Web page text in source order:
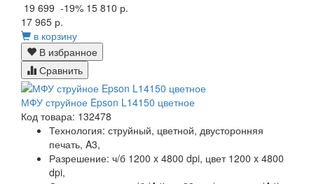
19 699 -19% 15 810 р.
17 965 р.
в корзину
В избранное
Сравнить
МФУ струйное Epson L14150 цветное
Код товара: 132478
Технология: струйный, цветной, двусторонняя
печать, A3,
Разрешение: ч/б 1200 x 4800 dpi, цвет 1200 x 4800
dpi,